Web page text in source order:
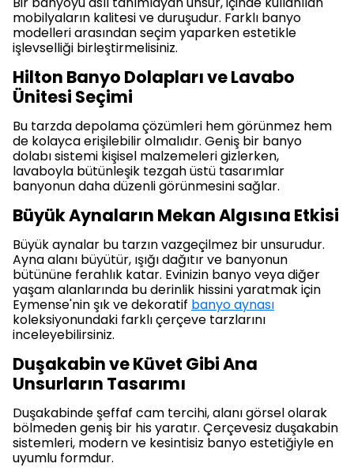
mobilyaların kalitesi ve duruşudur. Farklı banyo
modelleri arasından seçim yaparken estetikle
işlevselliği birleştirmelisiniz.
Hilton Banyo Dolapları ve Lavabo
Ünitesi Seçimi
Bu tarzda depolama çözümleri hem görünmez hem
de kolayca erişilebilir olmalıdır. Geniş bir banyo
dolabı sistemi kişisel malzemeleri gizlerken,
lavaboyla bütünleşik tezgah üstü tasarımlar
banyonun daha düzenli görünmesini sağlar.
Büyük Aynaların Mekan Algısına Etkisi
Büyük aynalar bu tarzın vazgeçilmez bir unsurudur.
Ayna alanı büyütür, ışığı dağıtır ve banyonun
bütününe ferahlık katar. Evinizin banyo veya diğer
yaşam alanlarında bu derinlik hissini yaratmak için
Eymense'nin şık ve dekoratif banyo aynası
koleksiyonundaki farklı çerçeve tarzlarını
inceleyebilirsiniz.
Duşakabin ve Küvet Gibi Ana
Unsurların Tasarımı
Duşakabinde şeffaf cam tercihi, alanı görsel olarak
bölmeden geniş bir his yaratır. Çerçevesiz duşakabin
sistemleri, modern ve kesintisiz banyo estetiğiyle en
uyumlu formdur.